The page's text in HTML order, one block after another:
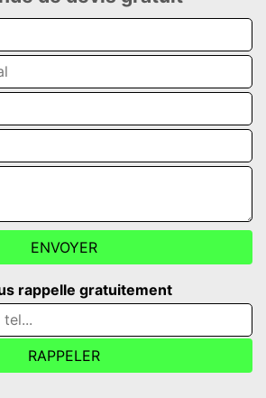
rappelle gratuitement